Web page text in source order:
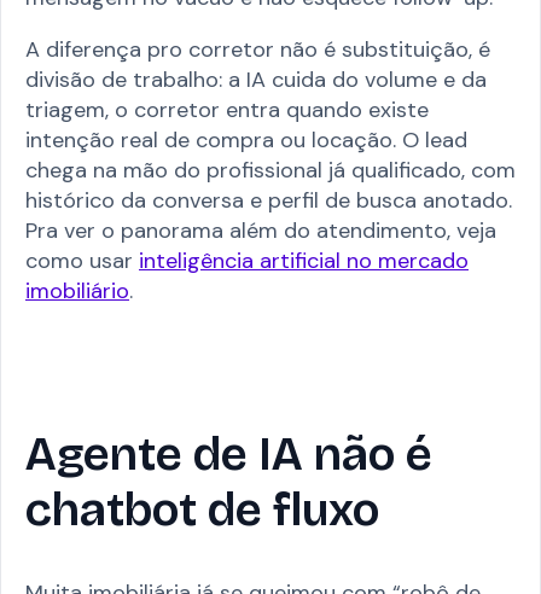
A diferença pro corretor não é substituição, é
divisão de trabalho: a IA cuida do volume e da
triagem, o corretor entra quando existe
intenção real de compra ou locação. O lead
chega na mão do profissional já qualificado, com
histórico da conversa e perfil de busca anotado.
Pra ver o panorama além do atendimento, veja
como usar inteligência artificial no mercado
imobiliário.
Agente de IA não é
chatbot de fluxo